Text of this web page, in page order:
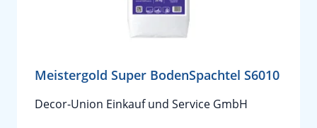
Meistergold Super BodenSpachtel S6010
Decor-Union Einkauf und Service GmbH